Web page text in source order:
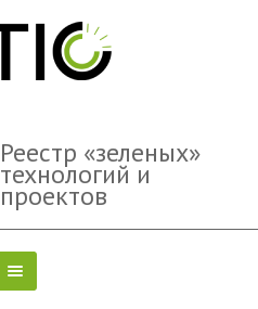
Реестр «зеленых»
технологий и
проектов